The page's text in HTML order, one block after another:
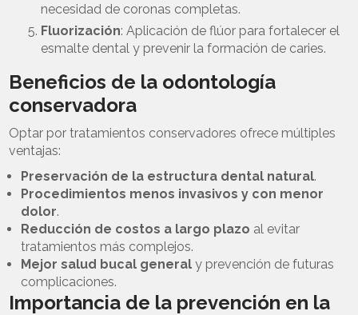
necesidad de coronas completas.
Fluorización: Aplicación de flúor para fortalecer el
esmalte dental y prevenir la formación de caries.
Beneficios de la odontología
conservadora
Optar por tratamientos conservadores ofrece múltiples
ventajas:
Preservación de la estructura dental natural.
Procedimientos menos invasivos y con menor
dolor.
Reducción de costos a largo plazo al evitar
tratamientos más complejos.
Mejor salud bucal general y prevención de futuras
complicaciones.
Importancia de la prevención en la